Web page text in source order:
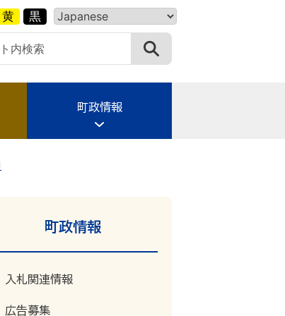
黄 黒
町政情報
町政情報
入札関連情報
広告募集